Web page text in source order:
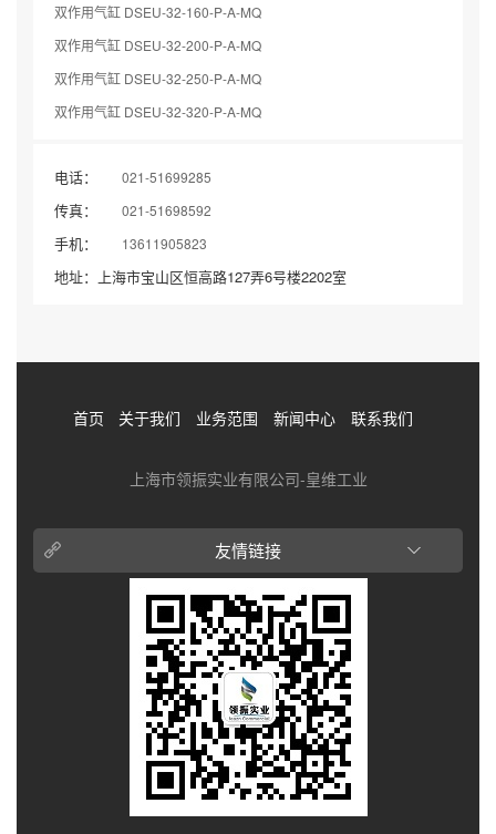
双作用气缸 DSEU-32-160-P-A-MQ
双作用气缸 DSEU-32-200-P-A-MQ
双作用气缸 DSEU-32-250-P-A-MQ
双作用气缸 DSEU-32-320-P-A-MQ
电话： 021-51699285
传真： 021-51698592
手机： 13611905823
地址：上海市宝山区恒高路127弄6号楼2202室
首页 关于我们 业务范围 新闻中心 联系我们
上海市领振实业有限公司-皇维工业
友情链接